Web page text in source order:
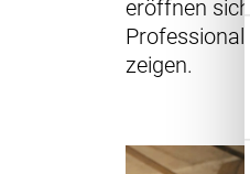
eröffnen
zeigen.